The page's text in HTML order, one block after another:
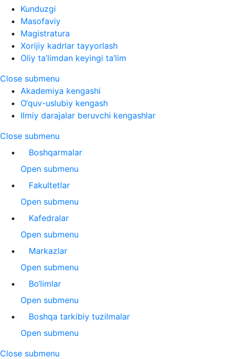
Kunduzgi
Masofaviy
Magistratura
Xorijiy kadrlar tayyorlash
Oliy ta’limdan keyingi ta’lim
Close submenu
Akademiya kengashi
O‘quv-uslubiy kengash
Ilmiy darajalar beruvchi kengashlar
Close submenu
Boshqarmalar
Open submenu
Fakultetlar
Open submenu
Kafedralar
Open submenu
Markazlar
Open submenu
Bo‘limlar
Open submenu
Boshqa tarkibiy tuzilmalar
Open submenu
Close submenu